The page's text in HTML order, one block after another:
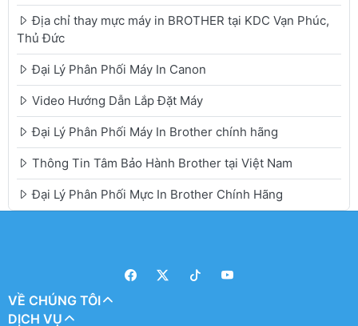
Địa chỉ thay mực máy in BROTHER tại KDC Vạn Phúc,
Thủ Đức
Đại Lý Phân Phối Máy In Canon
Video Hướng Dẫn Lắp Đặt Máy
Đại Lý Phân Phối Máy In Brother chính hãng
Thông Tin Tâm Bảo Hành Brother tại Việt Nam
Đại Lý Phân Phối Mực In Brother Chính Hãng
VỀ CHÚNG TÔI
DỊCH VỤ